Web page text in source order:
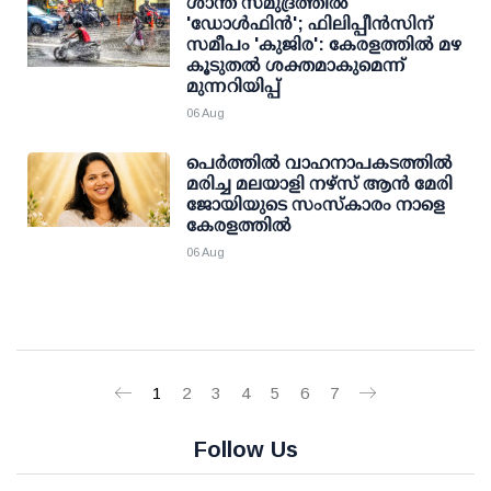
'ഡോള്‍ഫിന്‍'; ഫിലിപ്പീന്‍സിന്
സമീപം 'കുജിര': കേരളത്തില്‍ മഴ
കൂടുതല്‍ ശക്തമാകുമെന്ന്
മുന്നറിയിപ്പ്
06 Aug
പെർത്തിൽ വാഹനാപകടത്തിൽ
മരിച്ച മലയാളി നഴ്സ് ആൻ മേരി
ജോയിയുടെ സംസ്കാരം നാളെ
കേരളത്തിൽ
06 Aug
1 2 3 4 5 6 7
Follow Us